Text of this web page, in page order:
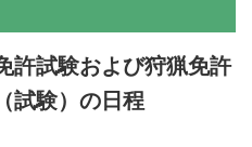
許試験および狩猟免許
試験）の日程